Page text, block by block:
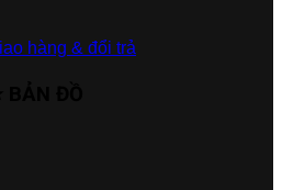
hàng & đổi trả